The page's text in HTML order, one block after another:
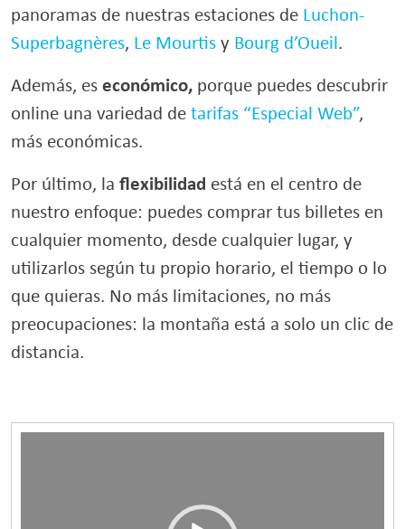
panoramas de nuestras estaciones de Luchon-
Superbagnères, Le Mourtisy Bourg d’Oueil.
Además, eseconómico, porque puedes descubrir
online una variedad detarifas “Especial Web”,
más económicas.
Por último, la flexibilidad está en el centro de
nuestro enfoque: puedes comprar tus billetes en
cualquier momento, desde cualquier lugar, y
utilizarlos según tu propio horario, el tiempo o lo
que quieras. No más limitaciones, no más
preocupaciones: la montaña está a solo un clic de
distancia.